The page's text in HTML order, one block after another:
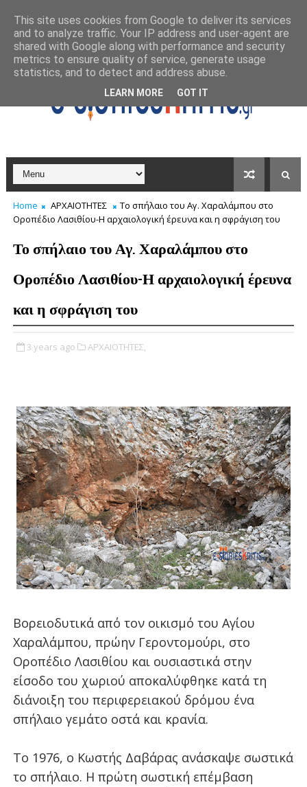
Home ΑΡΧΑΙΟΤΗΤΕΣ
Το σπήλαιο του Αγ. Χαραλάμπου στο
Οροπέδιο Λασιθίου-Η αρχαιολογική έρευνα και η σφράγιση του
Το σπήλαιο του Αγ. Χαραλάμπου στο
Οροπέδιο Λασιθίου-Η αρχαιολογική έρευνα
και η σφράγιση του
3 years ago ΑΡΧΑΙΟΤΗΤΕΣ,
Βορειοδυτικά από τον οικισμό του Αγίου
Χαραλάμπου, πρώην Γεροντομούρι, στο
Οροπέδιο Λασιθίου και ουσιαστικά στην
είσοδο του χωριού αποκαλύφθηκε κατά τη
διάνοιξη του περιφερειακού δρόμου ένα
σπήλαιο γεμάτο οστά και κρανία.
Το 1976, ο Κωστής Δαβάρας ανάσκαψε σωστικά
το σπήλαιο. Η πρώτη σωστική επέμβαση
This site uses cookies from Google to deliver its services
and to analyze traffic. Your IP address and user-agent are
shared with Google along with performance and security
metrics to ensure quality of service, generate usage
statistics, and to detect and address abuse.
LEARN MORE GOT IT